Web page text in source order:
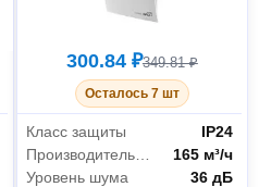
300.84 ₽349.81 ₽
Осталось 7 шт
Класс защиты
IP24
Производительность
165 м³/ч
Уровень шума
36 дБ